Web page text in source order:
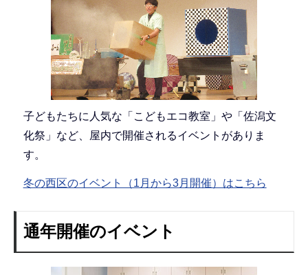
子どもたちに人気な「こどもエコ教室」や「佐潟文
化祭」など、屋内で開催されるイベントがありま
す。
冬の西区のイベント（1月から3月開催）はこちら
通年開催のイベント